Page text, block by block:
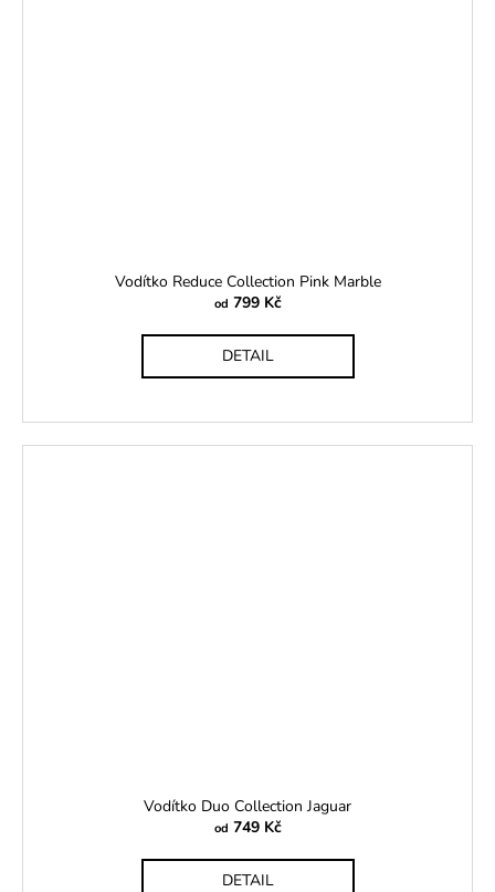
Vodítko Reduce Collection Pink Marble
od 799 Kč
DETAIL
Vodítko Duo Collection Jaguar
od 749 Kč
DETAIL